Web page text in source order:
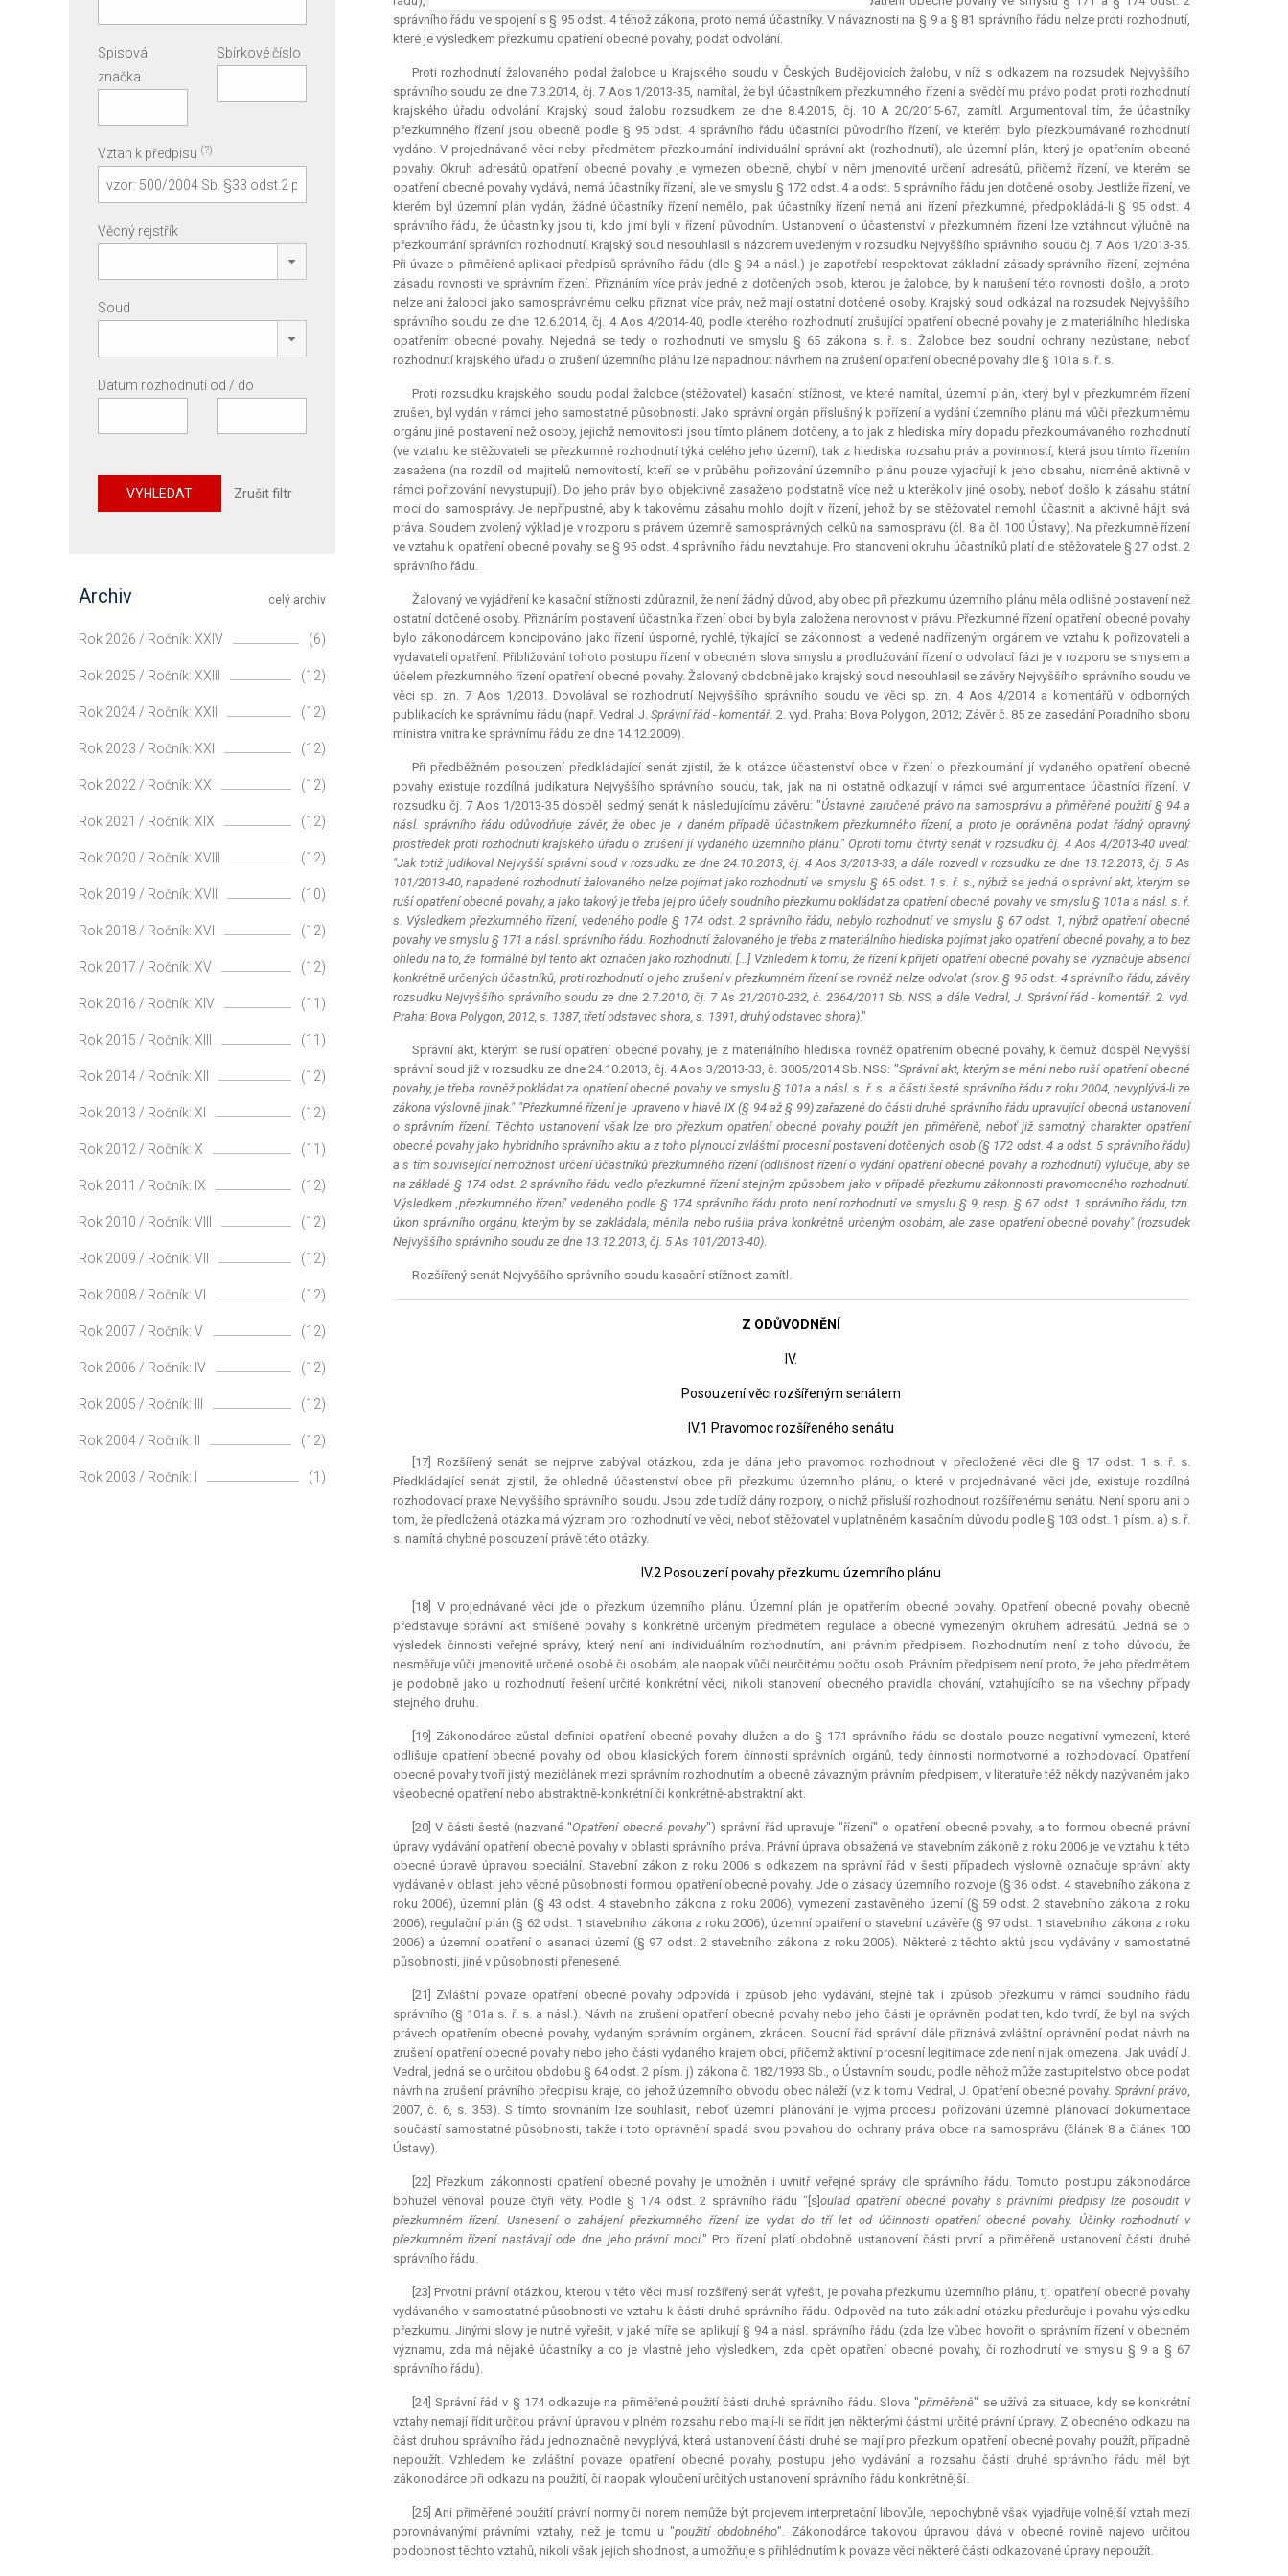
správního řádu ve spojení s § 95 odst. 4 téhož zákona, proto nemá účastníky. V návaznosti na § 9 a § 81 správního řádu nelze proti rozhodnutí,
které je výsledkem přezkumu opatření obecné povahy, podat odvolání.
Proti rozhodnutí žalovaného podal žalobce u Krajského soudu v Českých Budějovicích žalobu, v níž s odkazem na rozsudek Nejvyššího
správního soudu ze dne 7.3.2014, čj. 7 Aos 1/2013-35, namítal, že byl účastníkem přezkumného řízení a svědčí mu právo podat proti rozhodnutí
krajského úřadu odvolání. Krajský soud žalobu rozsudkem ze dne 8.4.2015, čj. 10 A 20/2015-67, zamítl. Argumentoval tím, že účastníky
přezkumného řízení jsou obecně podle § 95 odst. 4 správního řádu účastníci původního řízení, ve kterém bylo přezkoumávané rozhodnutí
vydáno. V projednávané věci nebyl předmětem přezkoumání individuální správní akt (rozhodnutí), ale územní plán, který je opatřením obecné
povahy. Okruh adresátů opatření obecné povahy je vymezen obecně, chybí v něm jmenovité určení adresátů, přičemž řízení, ve kterém se
opatření obecné povahy vydává, nemá účastníky řízení, ale ve smyslu § 172 odst. 4 a odst. 5 správního řádu jen dotčené osoby. Jestliže řízení, ve
kterém byl územní plán vydán, žádné účastníky řízení nemělo, pak účastníky řízení nemá ani řízení přezkumné, předpokládá-li § 95 odst. 4
správního řádu, že účastníky jsou ti, kdo jimi byli v řízení původním. Ustanovení o účastenství v přezkumném řízení lze vztáhnout výlučně na
přezkoumání správních rozhodnutí. Krajský soud nesouhlasil s názorem uvedeným v rozsudku Nejvyššího správního soudu čj. 7 Aos 1/2013-35.
Při úvaze o přiměřené aplikaci předpisů správního řádu (dle § 94 a násl.) je zapotřebí respektovat základní zásady správního řízení, zejména
zásadu rovnosti ve správním řízení. Přiznáním více práv jedné z dotčených osob, kterou je žalobce, by k narušení této rovnosti došlo, a proto
nelze ani žalobci jako samosprávnému celku přiznat více práv, než mají ostatní dotčené osoby. Krajský soud odkázal na rozsudek Nejvyššího
správního soudu ze dne 12.6.2014, čj. 4 Aos 4/2014-40, podle kterého rozhodnutí zrušující opatření obecné povahy je z materiálního hlediska
opatřením obecné povahy. Nejedná se tedy o rozhodnutí ve smyslu § 65 zákona s. ř. s.. Žalobce bez soudní ochrany nezůstane, neboť
rozhodnutí krajského úřadu o zrušení územního plánu lze napadnout návrhem na zrušení opatření obecné povahy dle § 101a s. ř. s.
Proti rozsudku krajského soudu podal žalobce (stěžovatel) kasační stížnost, ve které namítal, územní plán, který byl v přezkumném řízení
zrušen, byl vydán v rámci jeho samostatné působnosti. Jako správní orgán příslušný k pořízení a vydání územního plánu má vůči přezkumnému
orgánu jiné postavení než osoby, jejichž nemovitosti jsou tímto plánem dotčeny, a to jak z hlediska míry dopadu přezkoumávaného rozhodnutí
(ve vztahu ke stěžovateli se přezkumné rozhodnutí týká celého jeho území), tak z hlediska rozsahu práv a povinností, která jsou tímto řízením
zasažena (na rozdíl od majitelů nemovitostí, kteří se v průběhu pořizování územního plánu pouze vyjadřují k jeho obsahu, nicméně aktivně v
rámci pořizování nevystupují). Do jeho práv bylo objektivně zasaženo podstatně více než u kterékoliv jiné osoby, neboť došlo k zásahu státní
moci do samosprávy. Je nepřípustné, aby k takovému zásahu mohlo dojít v řízení, jehož by se stěžovatel nemohl účastnit a aktivně hájit svá
práva. Soudem zvolený výklad je v rozporu s právem územně samosprávných celků na samosprávu (čl. 8 a čl. 100 Ústavy). Na přezkumné řízení
ve vztahu k opatření obecné povahy se § 95 odst. 4 správního řádu nevztahuje. Pro stanovení okruhu účastníků platí dle stěžovatele § 27 odst. 2
správního řádu.
Žalovaný ve vyjádření ke kasační stížnosti zdůraznil, že není žádný důvod, aby obec při přezkumu územního plánu měla odlišné postavení než
ostatní dotčené osoby. Přiznáním postavení účastníka řízení obci by byla založena nerovnost v právu. Přezkumné řízení opatření obecné povahy
bylo zákonodárcem koncipováno jako řízení úsporné, rychlé, týkající se zákonnosti a vedené nadřízeným orgánem ve vztahu k pořizovateli a
vydavateli opatření. Přibližování tohoto postupu řízení v obecném slova smyslu a prodlužování řízení o odvolací fázi je v rozporu se smyslem a
účelem přezkumného řízení opatření obecné povahy. Žalovaný obdobně jako krajský soud nesouhlasil se závěry Nejvyššího správního soudu ve
věci sp. zn. 7 Aos 1/2013. Dovolával se rozhodnutí Nejvyššího správního soudu ve věci sp. zn. 4 Aos 4/2014 a komentářů v odborných
publikacích ke správnímu řádu (např. Vedral J. Správní řád - komentář. 2. vyd. Praha: Bova Polygon, 2012; Závěr č. 85 ze zasedání Poradního sboru
ministra vnitra ke správnímu řádu ze dne 14.12.2009).
Při předběžném posouzení předkládající senát zjistil, že k otázce účastenství obce v řízení o přezkoumání jí vydaného opatření obecné
povahy existuje rozdílnájudikatura Nejvyššího správního soudu, tak, jak na ni ostatně odkazují v rámci své argumentace účastníci řízení. V
rozsudku čj. 7 Aos 1/2013-35 dospěl sedmý senát k následujícímu závěru: "Ústavně zaručené právo na samosprávu a přiměřené použití § 94 a
násl. správního řádu odůvodňuje závěr, že obec je v daném případě účastníkem přezkumného řízení, a proto je oprávněna podat řádný opravný
prostředek proti rozhodnutí krajského úřadu o zrušení jí vydaného územního plánu." Oproti tomu čtvrtý senát v rozsudku čj. 4 Aos 4/2013-40 uvedl:
"Jak totiž judikoval Nejvyšší správní soud v rozsudku ze dne 24.10.2013, čj. 4 Aos 3/2013-33, a dále rozvedl v rozsudku ze dne 13.12.2013, čj. 5 As
101/2013-40, napadené rozhodnutí žalovaného nelze pojímat jako rozhodnutí ve smyslu § 65 odst. 1 s. ř. s., nýbrž se jedná o správní akt, kterým se
ruší opatření obecné povahy, a jako takový je třeba jej pro účely soudního přezkumu pokládat za opatření obecné povahy ve smyslu § 101a a násl. s. ř.
s. Výsledkem přezkumného řízení, vedeného podle § 174 odst. 2 správního řádu, nebylo rozhodnutí ve smyslu § 67 odst. 1, nýbrž opatření obecné
povahy ve smyslu § 171 a násl. správního řádu. Rozhodnutí žalovaného je třeba z materiálního hlediska pojímat jako opatření obecné povahy, a to bez
ohledu na to, že formálně byl tento akt označen jako rozhodnutí. [...] Vzhledem k tomu, že řízení k přijetí opatření obecné povahy se vyznačuje absencí
konkrétně určených účastníků, proti rozhodnutí o jeho zrušení v přezkumném řízení se rovněž nelze odvolat (srov. § 95 odst. 4 správního řádu, závěry
rozsudku Nejvyššího správního soudu ze dne 2.7.2010, čj. 7 As 21/2010-232, č. 2364/2011 Sb. NSS, a dále Vedral, J. Správní řád - komentář. 2. vyd.
Praha: Bova Polygon, 2012, s. 1387, třetí odstavec shora, s. 1391, druhý odstavec shora)."
Správní akt, kterým se ruší opatření obecné povahy, je z materiálního hlediska rovněž opatřením obecné povahy, k čemuž dospěl Nejvyšší
správní soud již v rozsudku ze dne 24.10.2013, čj. 4 Aos 3/2013-33, č. 3005/2014 Sb. NSS: "Správní akt, kterým se mění nebo ruší opatření obecné
povahy, je třeba rovněž pokládat za opatření obecné povahy ve smyslu § 101a a násl. s. ř. s. a části šesté správního řádu z roku 2004, nevyplývá-li ze
zákona výslovně jinak." "Přezkumné řízení je upraveno v hlavě IX (§ 94 až § 99) zařazené do části druhé správního řádu upravující obecná ustanovení
o správním řízení. Těchto ustanovení však lze pro přezkum opatření obecné povahy použít jen přiměřeně, neboť již samotný charakter opatření
obecné povahy jako hybridního správního aktu a z toho plynoucí zvláštní procesní postavení dotčených osob (§ 172 odst. 4 a odst. 5 správního řádu)
a s tím související nemožnost určení účastníků přezkumného řízení (odlišnost řízení o vydání opatření obecné povahy a rozhodnutí) vylučuje, aby se
na základě § 174 odst. 2 správního řádu vedlo přezkumné řízení stejným způsobem jako v případě přezkumu zákonnosti pravomocného rozhodnutí.
Výsledkem ‚přezkumného řízení' vedeného podle § 174 správního řádu proto není rozhodnutí ve smyslu § 9, resp. § 67 odst. 1 správního řádu, tzn.
úkon správního orgánu, kterým by se zakládala, měnila nebo rušila práva konkrétně určeným osobám, ale zase opatření obecné povahy" (rozsudek
Nejvyššího správního soudu ze dne 13.12.2013, čj. 5 As 101/2013-40).
Rozšířený senát Nejvyššího správního soudu kasační stížnost zamítl.
Z ODŮVODNĚNÍ
IV.
Posouzení věci rozšířeným senátem
IV.1 Pravomoc rozšířeného senátu
[17] Rozšířený senát se nejprve zabýval otázkou, zda je dána jeho pravomoc rozhodnout v předložené věci dle § 17 odst. 1 s. ř. s.
Předkládající senát zjistil, že ohledně účastenství obce při přezkumu územního plánu, o které v projednávané věci jde, existuje rozdílná
rozhodovací praxe Nejvyššího správního soudu. Jsou zde tudíž dány rozpory, o nichž přísluší rozhodnout rozšířenému senátu. Není sporu ani o
tom, že předložená otázka má význam pro rozhodnutí ve věci, neboť stěžovatel v uplatněném kasačním důvodu podle § 103 odst. 1 písm. a) s. ř.
s. namítá chybné posouzení právě této otázky.
IV.2 Posouzení povahy přezkumu územního plánu
[18] V projednávané věci jde o přezkum územního plánu. Územní plán je opatřením obecné povahy. Opatření obecné povahy obecně
představuje správní akt smíšené povahy s konkrétně určeným předmětem regulace a obecně vymezeným okruhem adresátů. Jedná se o
výsledek činnosti veřejné správy, který není ani individuálním rozhodnutím, ani právním předpisem. Rozhodnutím není z toho důvodu, že
nesměřuje vůči jmenovitě určené osobě či osobám, ale naopak vůči neurčitému počtu osob. Právním předpisem není proto, že jeho předmětem
je podobně jako u rozhodnutí řešení určité konkrétní věci, nikoli stanovení obecného pravidla chování, vztahujícího se na všechny případy
stejného druhu.
[19] Zákonodárce zůstal definici opatření obecné povahy dlužen a do § 171 správního řádu se dostalo pouze negativní vymezení, které
odlišuje opatření obecné povahy od obou klasických forem činnosti správních orgánů, tedy činnosti normotvorné a rozhodovací. Opatření
obecné povahy tvoří jistý mezičlánek mezi správním rozhodnutím a obecně závazným právním předpisem, v literatuře též někdy nazývaném jako
všeobecné opatření nebo abstraktně-konkrétní či konkrétně-abstraktníakt.
[20] V části šesté (nazvané "Opatření obecné povahy") správní řád upravuje "řízení" o opatření obecné povahy, a to formou obecné právní
úpravy vydávání opatření obecné povahy v oblasti správního práva. Právní úprava obsažená ve stavebním zákoně z roku 2006 je ve vztahu k této
obecné úpravě úpravou speciální. Stavební zákon z roku 2006 s odkazem na správní řád v šesti případech výslovně označuje správní akty
vydávané v oblasti jeho věcné působnosti formou opatření obecné povahy. Jde o zásady územního rozvoje (§ 36 odst. 4 stavebního zákona z
roku 2006), územní plán (§ 43 odst. 4 stavebního zákona z roku 2006), vymezení zastavěného území (§ 59 odst. 2 stavebního zákona z roku
2006), regulační plán (§ 62 odst. 1 stavebního zákona z roku 2006), územní opatření o stavební uzávěře (§ 97 odst. 1 stavebního zákona z roku
2006) a územní opatření o asanaci území (§ 97 odst. 2 stavebního zákona z roku 2006). Některé z těchto aktů jsou vydávány v samostatné
působnosti, jiné v působnosti přenesené.
[21] Zvláštní povaze opatření obecné povahy odpovídá i způsob jeho vydávání, stejně tak i způsob přezkumu v rámci soudního řádu
správního (§ 101a s. ř. s. a násl.). Návrh na zrušení opatření obecné povahy nebo jeho části je oprávněn podat ten, kdo tvrdí, že byl na svých
právech opatřením obecné povahy, vydaným správním orgánem, zkrácen. Soudní řád správní dále přiznává zvláštní oprávnění podat návrh na
zrušení opatření obecné povahy nebo jeho části vydaného krajem obci, přičemž aktivní procesní legitimace zde není nijak omezena. Jak uvádí J.
Vedral, jedná se o určitou obdobu § 64 odst. 2 písm. j) zákona č. 182/1993 Sb., o Ústavním soudu, podle něhož může zastupitelstvo obce podat
návrh na zrušení právního předpisu kraje, do jehož územního obvodu obec náleží (viz k tomu Vedral, J. Opatření obecné povahy.Správní právo,
2007, č. 6, s. 353). S tímto srovnáním lze souhlasit, neboť územní plánování je vyjma procesu pořizování územně plánovací dokumentace
součástí samostatné působnosti, takže i toto oprávnění spadá svou povahou do ochrany práva obce na samosprávu (článek 8 a článek 100
Ústavy).
[22] Přezkum zákonnosti opatření obecné povahy je umožněn i uvnitř veřejné správy dle správního řádu. Tomuto postupu zákonodárce
bohužel věnoval pouze čtyři věty. Podle § 174 odst. 2 správního řádu "[s]oulad opatření obecné povahy s právními předpisy lze posoudit v
přezkumném řízení. Usnesení o zahájení přezkumného řízení lze vydat do tří let od účinnosti opatření obecné povahy. Účinky rozhodnutí v
přezkumném řízení nastávají ode dne jeho právní moci." Pro řízení platí obdobně ustanovení části první a přiměřeně ustanovení části druhé
správního řádu.
[23] Prvotní právní otázkou, kterou v této věci musí rozšířený senát vyřešit, je povaha přezkumu územního plánu, tj. opatření obecné povahy
vydávaného v samostatné působnosti ve vztahu k části druhé správního řádu. Odpověď na tuto základní otázku předurčuje i povahu výsledku
přezkumu. Jinými slovy je nutné vyřešit, v jaké míře se aplikují § 94 a násl. správního řádu (zda lze vůbec hovořit o správním řízení v obecném
významu, zda má nějaké účastníky a co je vlastně jeho výsledkem, zda opět opatření obecné povahy, či rozhodnutí ve smyslu § 9 a § 67
správního řádu).
[24] Správní řád v § 174 odkazuje na přiměřené použití části druhé správního řádu. Slova "přiměřeně" se užívá za situace, kdy se konkrétní
vztahy nemají řídit určitou právní úpravou v plném rozsahu nebo mají-li se řídit jen některými částmi určité právní úpravy. Z obecného odkazu na
část druhou správního řádu jednoznačně nevyplývá, která ustanovení části druhé se mají pro přezkum opatření obecné povahy použít, případně
nepoužít. Vzhledem ke zvláštní povaze opatření obecné povahy, postupu jeho vydávání a rozsahu části druhé správního řádu měl být
zákonodárce při odkazu na použití, či naopak vyloučení určitých ustanovení správního řádu konkrétnější.
[25] Ani přiměřené použití právní normy či norem nemůže být projevem interpretační libovůle, nepochybně však vyjadřuje volnější vztah mezi
porovnávanými právními vztahy, než je tomu u "použití obdobného". Zákonodárce takovou úpravou dává v obecné rovině najevo určitou
podobnost těchto vztahů, nikoli však jejich shodnost, a umožňuje s přihlédnutím k povaze věci některé části odkazované úpravy nepoužít.
Spisová
značka
Sbírkové číslo
Vztah k předpisu (?)
Věcný rejstřík
Soud
Datum rozhodnutí od / do
VYHLEDAT Zrušit filtr
celý archiv
Archiv
Rok 2026 / Ročník: XXIV (6)
Rok 2025 / Ročník: XXIII (12)
Rok 2024 / Ročník: XXII (12)
Rok 2023 / Ročník: XXI (12)
Rok 2022 / Ročník: XX (12)
Rok 2021 / Ročník: XIX (12)
Rok 2020 / Ročník: XVIII (12)
Rok 2019 / Ročník: XVII (10)
Rok 2018 / Ročník: XVI (12)
Rok 2017 / Ročník: XV (12)
Rok 2016 / Ročník: XIV (11)
Rok 2015 / Ročník: XIII (11)
Rok 2014 / Ročník: XII (12)
Rok 2013 / Ročník: XI (12)
Rok 2012 / Ročník: X (11)
Rok 2011 / Ročník: IX (12)
Rok 2010 / Ročník: VIII (12)
Rok 2009 / Ročník: VII (12)
Rok 2008 / Ročník: VI (12)
Rok 2007 / Ročník: V (12)
Rok 2006 / Ročník: IV (12)
Rok 2005 / Ročník: III (12)
Rok 2004 / Ročník: II (12)
Rok 2003 / Ročník: I (1)